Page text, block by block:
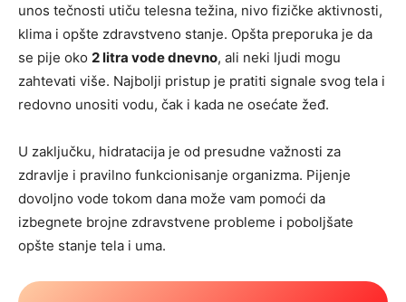
unos tečnosti utiču telesna težina, nivo fizičke aktivnosti,
klima i opšte zdravstveno stanje. Opšta preporuka je da
se pije oko 2 litra vode dnevno, ali neki ljudi mogu
zahtevati više. Najbolji pristup je pratiti signale svog tela i
redovno unositi vodu, čak i kada ne osećate žeđ.
U zaključku, hidratacija je od presudne važnosti za
zdravlje i pravilno funkcionisanje organizma. Pijenje
dovoljno vode tokom dana može vam pomoći da
izbegnete brojne zdravstvene probleme i poboljšate
opšte stanje tela i uma.